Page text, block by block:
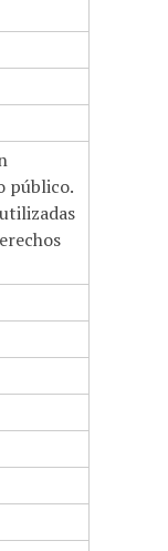
público.